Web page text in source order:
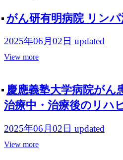
がん研有明病院 リン
2025年06月02日 updated
View more
慶應義塾大学病院が
治療中・治療後のリハ
2025年06月02日 updated
View more